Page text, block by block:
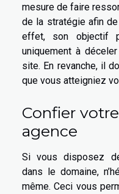
mesure de faire
de la stratégie afin
effet, son objectif
uniquement à
site. En revanche, il
que vous atteigniez
Confier
agence
Si vous disposez
dans le domaine,
même. Ceci vous